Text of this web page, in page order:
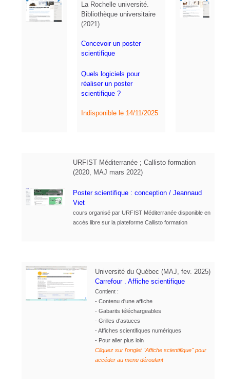
La Rochelle université.
Bibliothèque universitaire
(2021)
Concevoir un poster
scientifique
Quels logiciels pour
réaliser un poster
scientifique ?
Indisponible le 14/11/2025
URFIST Méditerranée ; Callisto formation
(2020, MAJ mars 2022)
Poster scientifique : conception / Jeannaud
Viet
cours organisé par URFIST Méditerranée disponible en
accès libre sur la plateforme Callisto formation
Université du Québec (MAJ, fev. 2025)
Carrefour . Affiche scientifique
Contient :
- Contenu d'une affiche
- Gabarits téléchargeables
- Grilles d'astuces
- Affiches scientifiques numériques
- Pour aller plus loin
Cliquez sur l'onglet "Affiche scientifique" pour
accéder au menu déroulant